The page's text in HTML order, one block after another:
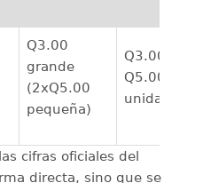
Q3.00
grande
(2xQ5.00
pequeña)
Q3.00 a
Q5.00 la
unidad
cifras oficiales del
directa, sino que se